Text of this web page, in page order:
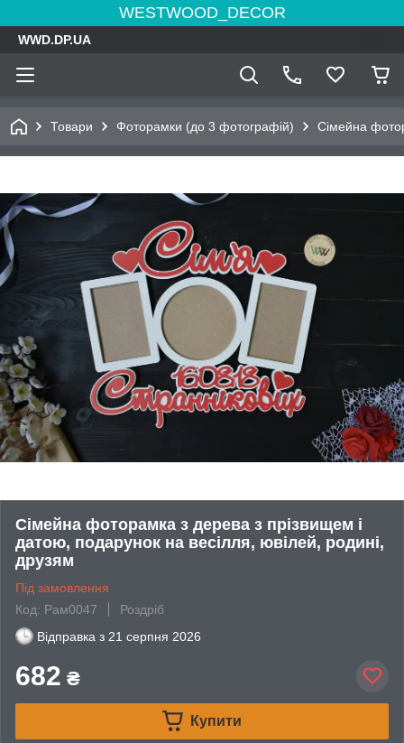
WESTWOOD_DECOR
WWD.DP.UA
Товари Фоторамки (до 3 фотографій) Сімейна
Сімейна фоторамка з дерева з прізвищем і
датою, подарунок на весілля, ювілей, родині,
друзям
Під замовлення
Код: Рам0047
Роздріб
Відправка з 21 серпня 2026
682 ₴
Купити